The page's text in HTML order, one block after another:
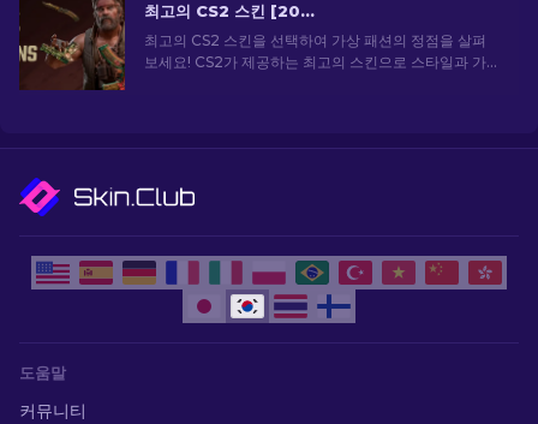
최고의 CS2 스킨 [2026]
최고의 CS2 스킨을 선택하여 가상 패션의 정점을 살펴
보세요! CS2가 제공하는 최고의 스킨으로 스타일과 가
도움말
커뮤니티